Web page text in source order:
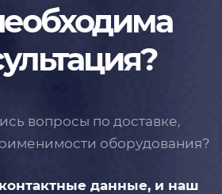
вопросы по доставке,
оборудования?
данные, и наш